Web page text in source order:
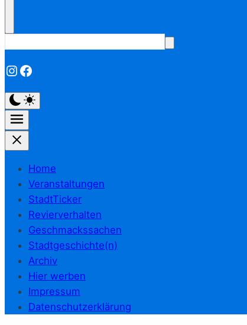
Instagram
Facebook
Home
Veranstaltungen
StadtTicker
Revierverhalten
Geschmackssachen
Stadtgeschichte(n)
Archiv
Hier werben
Impressum
Datenschutzerklärung